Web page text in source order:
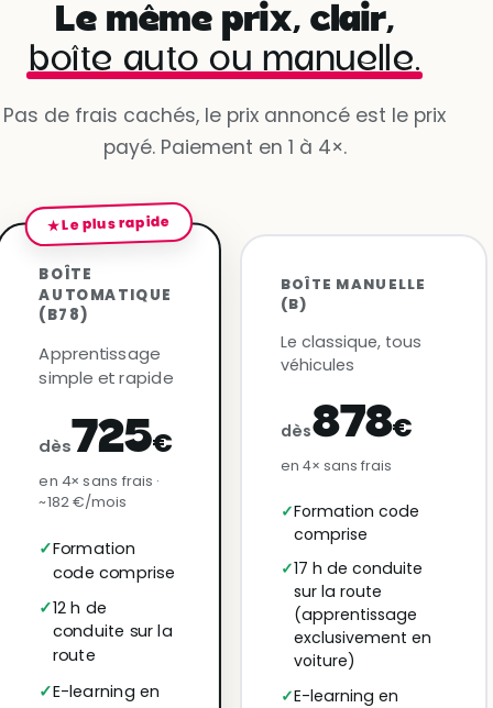
Le même prix, clair,
boîte auto ou manuelle.
Pas de frais cachés, le prix annoncé est le prix
payé. Paiement en 1 à 4×.
★ Le plus rapide
BOÎTE
AUTOMATIQUE
(B78)
Apprentissage
simple et rapide
dès725€
en 4× sans frais ·
~182 €/mois
Formation
code comprise
12 h de
conduite sur la
route
E-learning en
BOÎTE MANUELLE
(B)
Le classique, tous
véhicules
dès878€
en 4× sans frais
Formation code
comprise
17 h de conduite
sur la route
(apprentissage
exclusivement en
voiture)
E-learning en